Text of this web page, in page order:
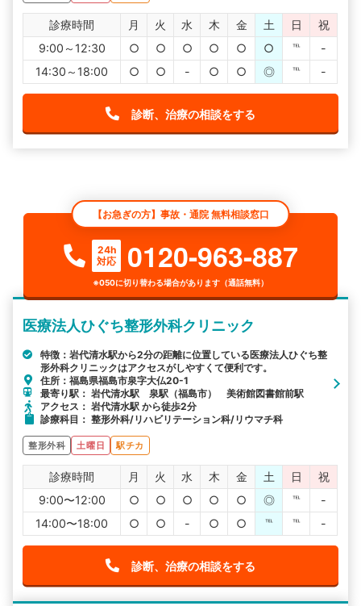
診療時間 月 火 水 木 金 土 日
祝
9:00～12:30
○ ○ ○ ○ ○ ○ ℡
-
14:30～18:00
○ ○ - ○ ○ ◎ ℡ -
診断、治療の相談をする
【お急ぎの方】事故・通院 無料相談窓口
24h
対応
0120-963-887
※050に切り替わる場合があります（通話無料）
医療法人ひぐち整形外科クリニック
特徴：岩代清水駅から2分の距離に位置している医療法人ひぐち整
形外科クリニックはアクセスがしやすくて便利です。
住所：福島県福島市泉字大仏20-1
最寄り駅： 岩代清水駅 泉駅（福島市） 美術館図書館前駅
アクセス： 岩代清水駅 から徒歩2分
診療科目： 整形外科/リハビリテーション科/リウマチ科
整形外科 土曜日 駅チカ
診療時間 月 火 水 木 金 土 日
祝
9:00〜12:00
○ ○ ○ ○ ○ ◎ ℡
-
14:00〜18:00
○ ○ - ○ ○ ℡ ℡ -
診断、治療の相談をする